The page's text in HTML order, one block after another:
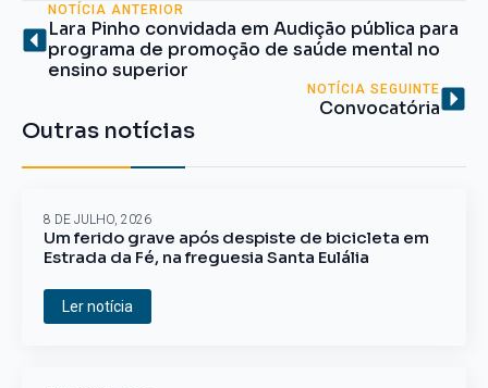
NOTÍCIA ANTERIOR
Lara Pinho convidada em Audição pública para
programa de promoção de saúde mental no
ensino superior
NOTÍCIA SEGUINTE
Convocatória
Outras notícias
Um ferido grave após despiste de bicicleta em
Estrada da Fé, na freguesia Santa Eulália
8 DE JULHO, 2026
Ler notícia